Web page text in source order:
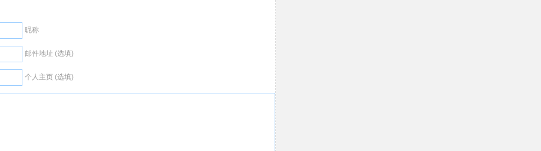
昵称
邮件地址 (选填)
个人主页 (选填)